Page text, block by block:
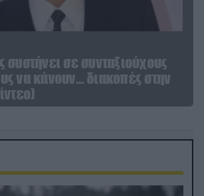
σε συνταξιούχους
να κάνουν… διακοπές στην